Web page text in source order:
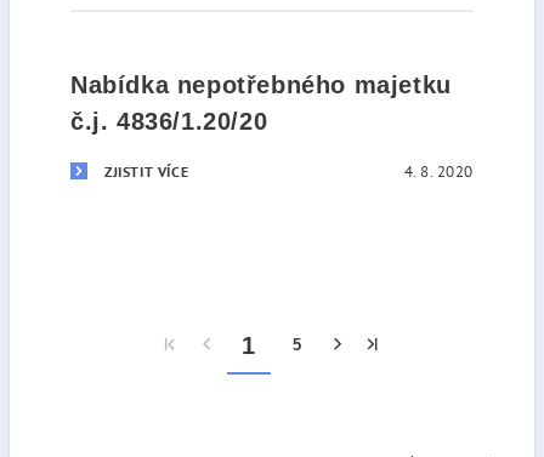
Nabídka nepotřebného majetku
č.j. 4836/1.20/20
ZJISTIT VÍCE 4. 8. 2020
1 5